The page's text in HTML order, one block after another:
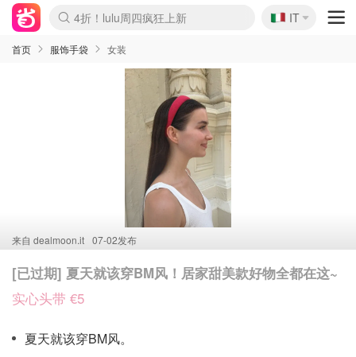
Boticinal 夏促开抢！
4折！lulu周四疯狂上新
速领！Stanley独家85折
Zalando 奥莱闪促！每日更新
🇮🇹
IT
首页 服饰手袋 女装
来自 dealmoon.it 07-02发布
[已过期] 夏天就该穿BM风！居家甜美款好物全都在这~
实心头带 €5
夏天就该穿BM风。